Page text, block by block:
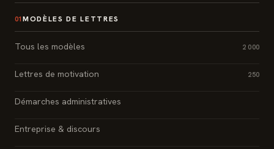
01 MODÈLES DE LETTRES
Tous les modèles 2 000
Lettres de motivation 250
Démarches administratives
Entreprise & discours